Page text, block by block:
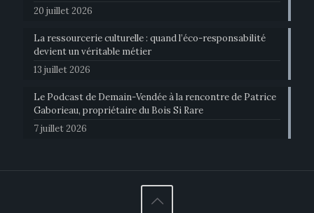
20 juillet 2026
La ressourcerie culturelle : quand l’éco-responsabilité
devient un véritable métier
13 juillet 2026
Le Podcast de Demain-Vendée à la rencontre de Patrice
Gaborieau, propriétaire du Bois Si Rare
7 juillet 2026